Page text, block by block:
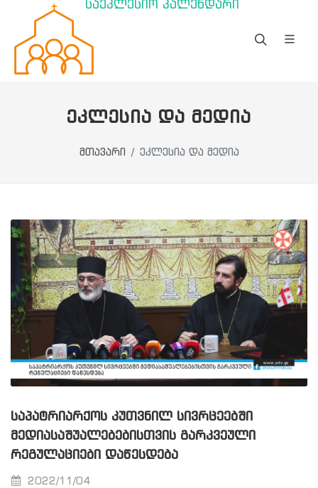
საეკლესიო კალენდარი
ᲔᲙᲚᲔᲡᲘᲐ ᲓᲐ ᲛᲔᲓᲘᲐ
მთავარი ეკლესია და მედია
ᲡᲐᲞᲐᲢᲠᲘᲐᲠᲥᲝᲡ ᲙᲣᲗᲕᲜᲘᲚ ᲡᲘᲕᲠᲪᲔᲔᲑᲨᲘ
ᲛᲔᲓᲘᲐᲡᲐᲨᲣᲐᲚᲔᲑᲔᲑᲘᲡᲗᲕᲘᲡ ᲒᲐᲠᲙᲕᲔᲣᲚᲘ
ᲠᲔᲒᲣᲚᲐᲪᲘᲔᲑᲘ ᲓᲐᲬᲔᲡᲓᲔᲑᲐ
2022/11/04